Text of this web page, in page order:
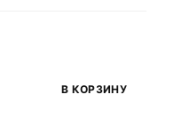
В КОРЗИНУ